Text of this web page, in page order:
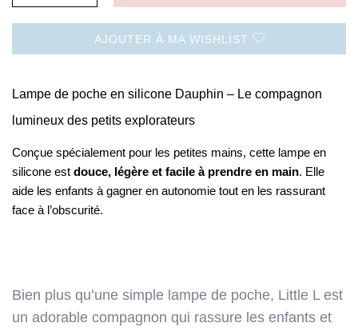
AJOUTER À MA WISHLIST
Lampe de poche en silicone Dauphin – Le compagnon
lumineux des petits explorateurs
Conçue spécialement pour les petites mains, cette lampe en
silicone est douce, légère et facile à prendre en main. Elle
aide les enfants à gagner en autonomie tout en les rassurant
face à l’obscurité.
Bien plus qu’une simple lampe de poche, Little L est
un adorable compagnon qui rassure les enfants et